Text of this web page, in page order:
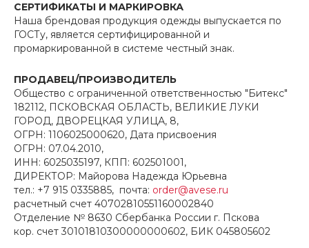
СЕРТИФИКАТЫ И МАРКИРОВКА
Наша брендовая продукция одежды выпускается по
ГОСТу, является сертифицированной и
промаркированной в системе честный знак.
ПРОДАВЕЦ/ПРОИЗВОДИТЕЛЬ
Общество с ограниченной ответственностью "Битекс"
182112, ПСКОВСКАЯ ОБЛАСТЬ, ВЕЛИКИЕ ЛУКИ
ГОРОД, ДВОРЕЦКАЯ УЛИЦА, 8,
ОГРН: 1106025000620, Дата присвоения
ОГРН: 07.04.2010,
ИНН: 6025035197, КПП: 602501001,
ДИРЕКТОР: Майорова Надежда Юрьевна
тел.: +7 915 0335885, почта: order@avese.ru
расчетный счет 40702810551160002840
Отделение № 8630 Сбербанка России г. Пскова
кор. счет 30101810300000000602, БИК 045805602